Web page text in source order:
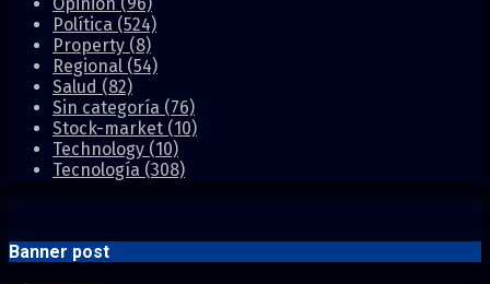
Política (524)
Property (8)
Regional (54)
Salud (82)
Sin categoría (76)
Stock-market (10)
Technology (10)
Tecnología (308)
Banner post